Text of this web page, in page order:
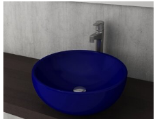
לבן מט
שחור מבריק
שחור מט
עגול